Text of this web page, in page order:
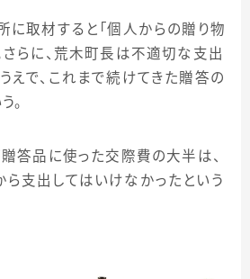
に取材すると「個人からの贈り物
さらに、荒木町長は不適切な支出
えで、これまで続けてきた贈答の
。
答品に使った交際費の大半は、
支出してはいけなかったという